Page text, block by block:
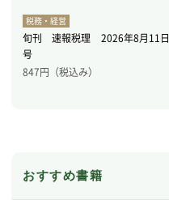
税務・経営
旬刊 速報税理 2026年8月11日
号
847円（税込み）
おすすめ書籍